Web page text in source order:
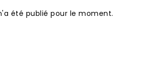
été publié pour le moment.